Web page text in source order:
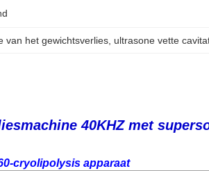
van het gewichtsverlies ultrasone vette
40KHZ met
cryolipolysis apparaat